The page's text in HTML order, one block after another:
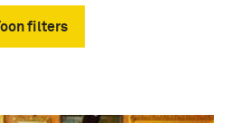
filters